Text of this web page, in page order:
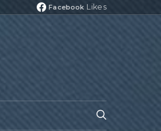
Facebook Likes